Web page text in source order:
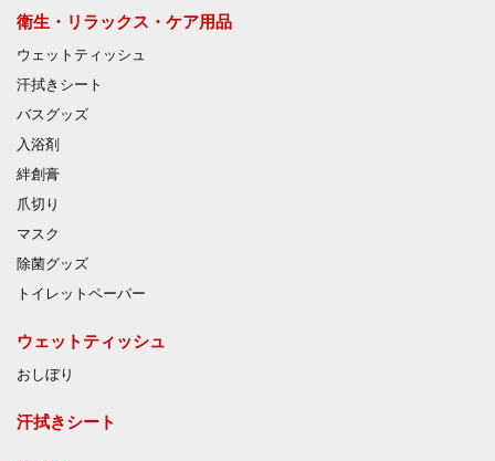
衛生・リラックス・ケア用品
ウェットティッシュ
汗拭きシート
バスグッズ
入浴剤
絆創膏
爪切り
マスク
除菌グッズ
トイレットペーパー
ウェットティッシュ
おしぼり
汗拭きシート